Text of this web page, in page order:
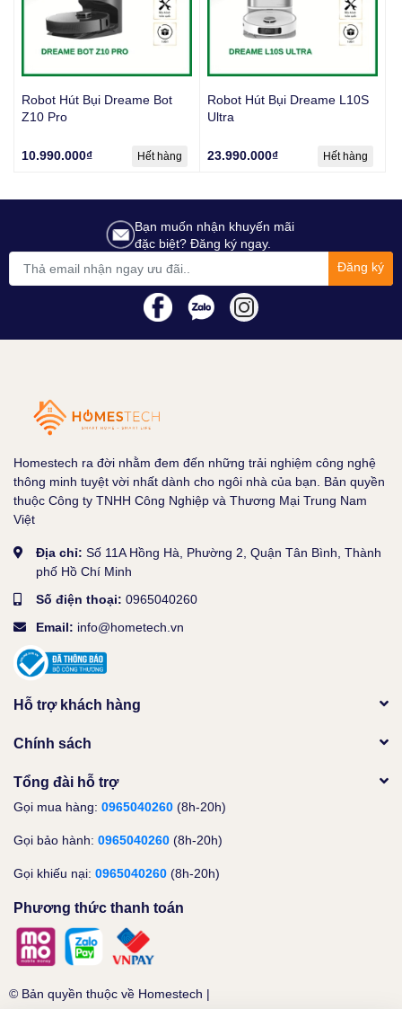
Robot Hút Bụi Dreame Bot
Z10 Pro
10.990.000₫ Hết hàng
Robot Hút Bụi Dreame L10S
Ultra
23.990.000₫ Hết hàng
Bạn muốn nhận khuyến mãi
đặc biệt? Đăng ký ngay.
Đăng ký
Homestech ra đời nhằm đem đến những trải nghiệm công nghệ
thông minh tuyệt vời nhất dành cho ngôi nhà của bạn. Bản quyền
thuộc Công ty TNHH Công Nghiệp và Thương Mại Trung Nam
Việt
Địa chỉ: Số 11A Hồng Hà, Phường 2, Quận Tân Bình, Thành
phố Hồ Chí Minh
Số điện thoại: 0965040260
Email: info@hometech.vn
Hỗ trợ khách hàng
Chính sách
Tổng đài hỗ trợ
Gọi mua hàng: 0965040260 (8h-20h)
Gọi bảo hành: 0965040260 (8h-20h)
Gọi khiếu nại: 0965040260 (8h-20h)
Phương thức thanh toán
© Bản quyền thuộc về Homestech |